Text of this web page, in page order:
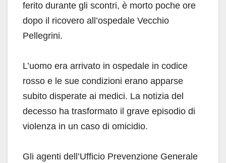
ferito durante gli scontri, è morto poche ore
dopo il ricovero all’ospedale Vecchio
Pellegrini.
L’uomo era arrivato in ospedale in codice
rosso e le sue condizioni erano apparse
subito disperate ai medici. La notizia del
decesso ha trasformato il grave episodio di
violenza in un caso di omicidio.
Gli agenti dell’Ufficio Prevenzione Generale